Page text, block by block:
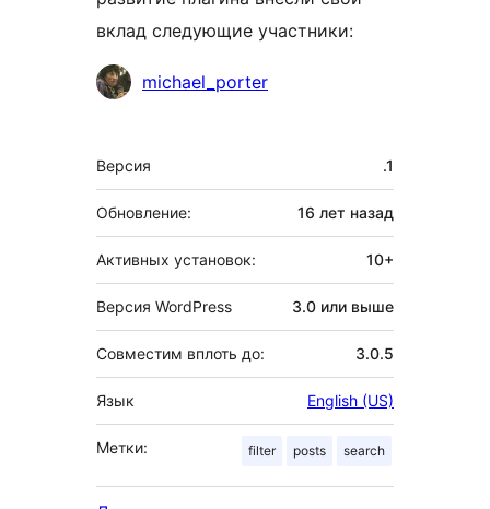
вклад следующие участники:
Участникиmichael_porter
Мета
Версия .1
Обновление: 16 лет назад
Активных установок: 10+
Версия WordPress 3.0 или выше
Совместим вплоть до: 3.0.5
Язык English (US)
Метки: filter posts search